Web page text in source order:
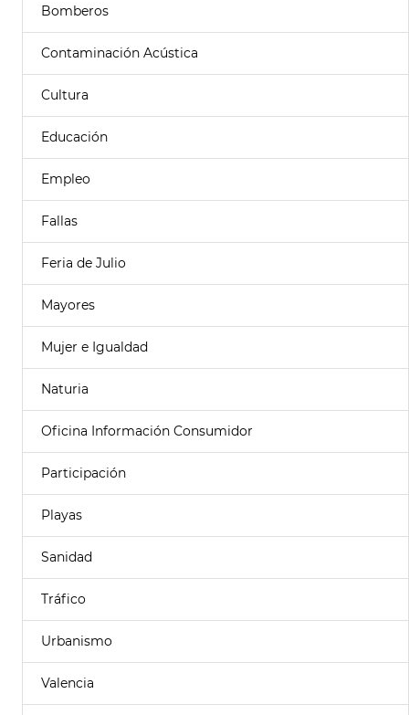
Bomberos
Contaminación Acústica
Cultura
Educación
Empleo
Fallas
Feria de Julio
Mayores
Mujer e Igualdad
Naturia
Oficina Información Consumidor
Participación
Playas
Sanidad
Tráfico
Urbanismo
Valencia